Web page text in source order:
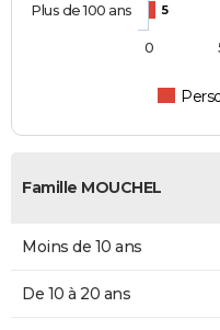
5
Plus de 100 ans
0
Famille MOUCHEL
Moins de 10 ans
De 10 à 20 ans